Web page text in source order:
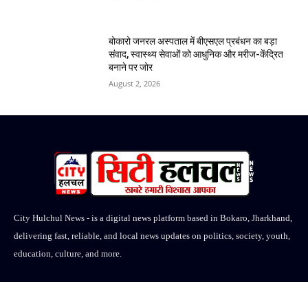
बोकारो जनरल अस्पताल में बीएसएल प्रबंधन का बड़ा
संवाद, स्वास्थ्य सेवाओं को आधुनिक और मरीज-केंद्रित
बनाने पर जोर
August 2, 2026
City Hulchul News - is a digital news platform based in Bokaro, Jharkhand,
delivering fast, reliable, and local news updates on politics, society, youth,
education, culture, and more.